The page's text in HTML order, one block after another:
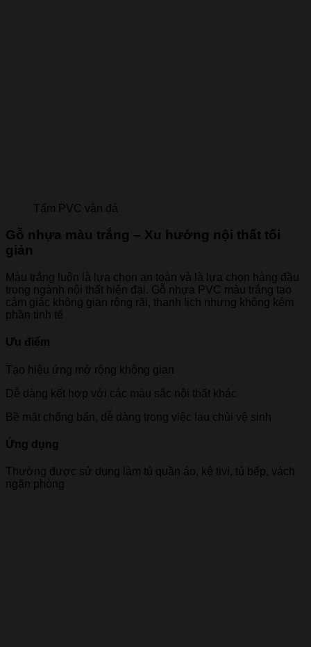
Tấm PVC vân đá
Gỗ nhựa màu trắng – Xu hướng nội thất tối
giản
Màu trắng luôn là lựa chọn an toàn và là lựa chọn hàng đầu
trong ngành nội thất hiện đại. Gỗ nhựa PVC màu trắng tạo
cảm giác không gian rộng rãi, thanh lịch nhưng không kém
phần tinh tế
Ưu điểm
Tạo hiệu ứng mở rộng không gian
Dễ dàng kết hợp với các màu sắc nội thất khác
Bề mặt chống bẩn, dễ dàng trong việc lau chùi vệ sinh
Ứng dụng
Thường được sử dụng làm tủ quần áo, kệ tivi, tủ bếp, vách
ngăn phòng